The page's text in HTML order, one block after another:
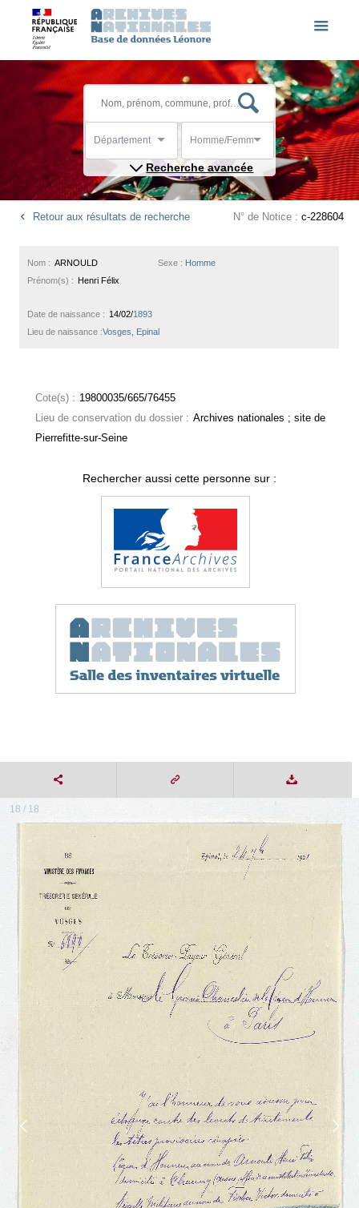
Département Homme/Femme
Recherche avancée
Retour aux résultats de recherche N° de Notice : c-228604
Sexe : Homme
Nom : ARNOULD
Prénom(s) : Henri Félix
Date de naissance : 14/02/1893
Lieu de naissance :Vosges, Epinal
Cote(s) : 19800035/665/76455
Lieu de conservation du dossier : Archives nationales ; site de
Pierrefitte-sur-Seine
Rechercher aussi cette personne sur :
18 / 18